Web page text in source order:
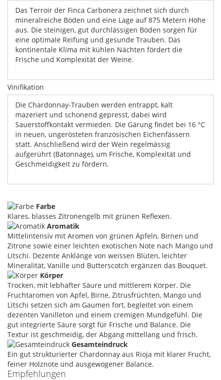
Das Terroir der Finca Carbonera zeichnet sich durch
mineralreiche Böden und eine Lage auf 875 Metern Höhe
aus. Die steinigen, gut durchlässigen Böden sorgen für
eine optimale Reifung und gesunde Trauben. Das
kontinentale Klima mit kühlen Nächten fördert die
Frische und Komplexität der Weine.
Vinifikation
Die Chardonnay-Trauben werden entrappt, kalt
mazeriert und schonend gepresst, dabei wird
Sauerstoffkontakt vermieden. Die Gärung findet bei 16 °C
in neuen, ungerösteten französischen Eichenfässern
statt. Anschließend wird der Wein regelmässig
aufgerührt (Batonnage), um Frische, Komplexität und
Geschmeidigkeit zu fördern.
Farbe
Klares, blasses Zitronengelb mit grünen Reflexen.
Aromatik
Mittelintensiv mit Aromen von grünen Äpfeln, Birnen und
Zitrone sowie einer leichten exotischen Note nach Mango und
Litschi. Dezente Anklänge von weissen Blüten, leichter
Mineralität, Vanille und Butterscotch ergänzen das Bouquet.
Körper
Trocken, mit lebhafter Säure und mittlerem Körper. Die
Fruchtaromen von Apfel, Birne, Zitrusfrüchten, Mango und
Litschi setzen sich am Gaumen fort, begleitet von einem
dezenten Vanilleton und einem cremigen Mundgefühl. Die
gut integrierte Säure sorgt für Frische und Balance. Die
Textur ist geschmeidig, der Abgang mittellang und frisch.
Gesamteindruck
Ein gut strukturierter Chardonnay aus Rioja mit klarer Frucht,
feiner Holznote und ausgewogener Balance.
Empfehlungen